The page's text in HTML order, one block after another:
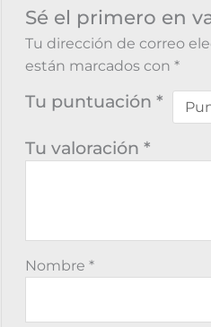
Sé el primero en
Tu dirección de correo
están marcados con*
Tu puntuación*
Tu valoración*
Nombre*